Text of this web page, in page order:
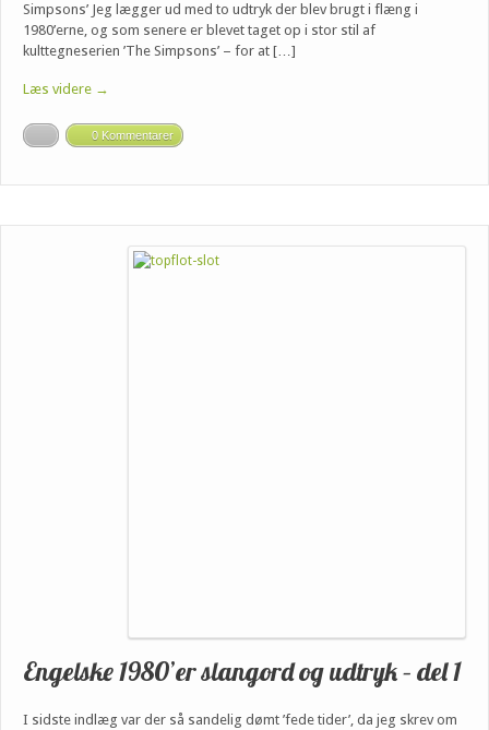
Simpsons’ Jeg lægger ud med to udtryk der blev brugt i flæng i
1980’erne, og som senere er blevet taget op i stor stil af
kulttegneserien ’The Simpsons’ – for at […]
Læs videre →
0 Kommentarer
Engelske 1980’er slangord og udtryk – del 1
I sidste indlæg var der så sandelig dømt ’fede tider’, da jeg skrev om